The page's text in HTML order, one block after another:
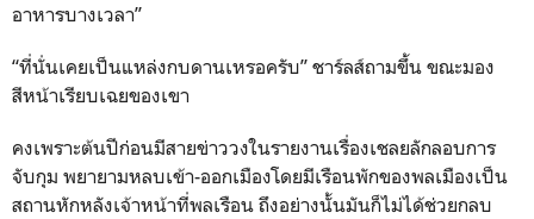
อาหารบางเวลา”
“ที่นั่นเคยเป็นแหล่งกบดานเหรอครับ” ชาร์ลส์ถามขึ้น ขณะมอง
สีหน้าเรียบเฉยของเขา
คงเพราะต้นปีก่อนมีสายข่าววงในรายงานเรื่องเชลยลักลอบการ
จับกุม พยายามหลบเข้า-ออกเมืองโดยมีเรือนพักของพลเมืองเป็น
สถานหักหลังเจ้าหน้าที่พลเรือน ถึงอย่างนั้นมันก็ไม่ได้ช่วยกลบ